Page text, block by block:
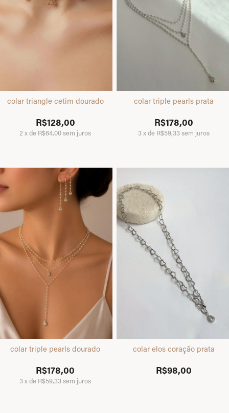
colar triangle cetim dourado
R$128,00
2 xde R$64,00sem juros
colar triple pearls prata
R$178,00
3xde R$59,33sem juros
colar triple pearls dourado
R$178,00
3xde R$59,33sem juros
colar elos coração prata
R$98,00